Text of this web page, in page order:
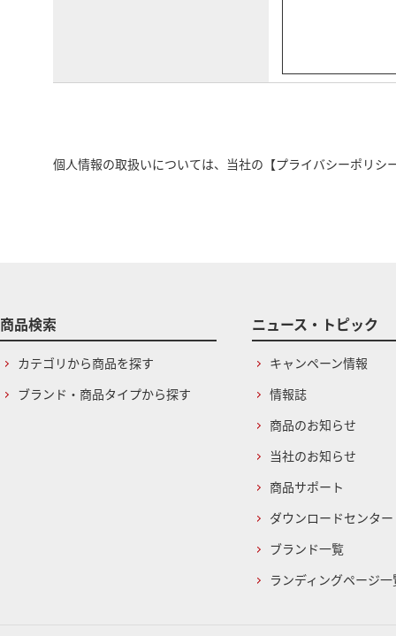
個人情報の取扱いについては、当社の 【プライバシーポリシ
商品検索
カテゴリから商品を探す
ブランド・商品タイプから探す
ニュース・トピック
キャンペーン情報
情報誌
商品のお知らせ
当社のお知らせ
商品サポート
ダウンロードセンター
ブランド一覧
ランディングページ一